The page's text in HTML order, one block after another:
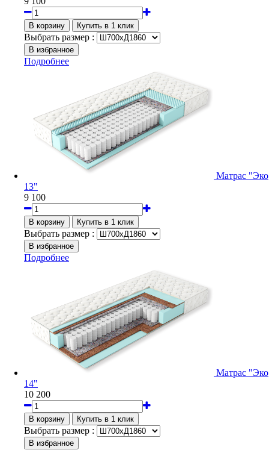
Выбрать размер :
Подробнее
Матрас "Эко
13"
9 100
Выбрать размер :
Подробнее
Матрас "Эко
14"
10 200
Выбрать размер :